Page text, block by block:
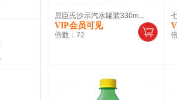
屈臣氏沙示汽水罐装330m...
VIP会员可见
倍数： 72